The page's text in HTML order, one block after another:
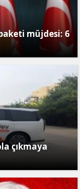
müjdesi: 6
çıkmaya